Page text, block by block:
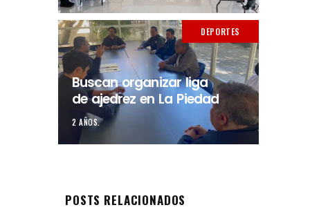
DEPORTES
Buscan organizar liga
de ajedrez en La Piedad
2 AÑOS.
POSTS RELACIONADOS